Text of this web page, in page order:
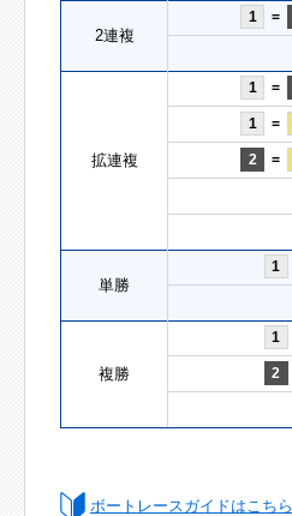
2連複
1 =
拡連複
1 =
1 =
2 =
単勝
1
複勝
1
2
ボートレースガイドはこちら